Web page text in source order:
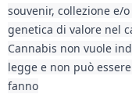
souvenir, collezione e/
genetica di valore nel
Cannabis non vuole
legge e non può
fanno